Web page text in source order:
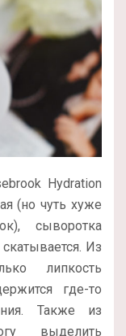
Hydration
(но чуть хуже
сыворотка
Из
липкость
где-то
Также из
выделить